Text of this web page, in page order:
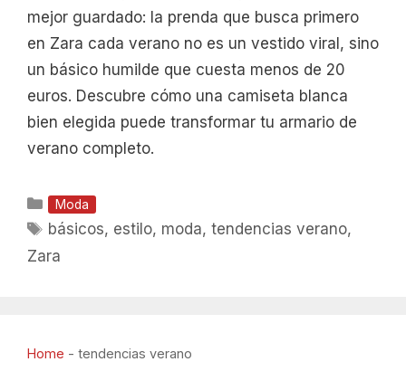
mejor guardado: la prenda que busca primero
en Zara cada verano no es un vestido viral, sino
un básico humilde que cuesta menos de 20
euros. Descubre cómo una camiseta blanca
bien elegida puede transformar tu armario de
verano completo.
Categorías
Moda
Etiquetas
básicos, estilo, moda,tendencias verano,
Zara
Home - tendencias verano